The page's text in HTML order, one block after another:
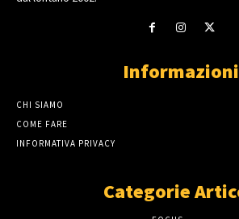
Informazioni
CHI SIAMO
COME FARE
INFORMATIVA PRIVACY
Categorie